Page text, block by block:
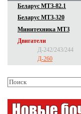
Беларус МТЗ-82.1
Беларус МТЗ-320
Минитехника МТЗ
Двигатели
Д-242/243/244
Д-260